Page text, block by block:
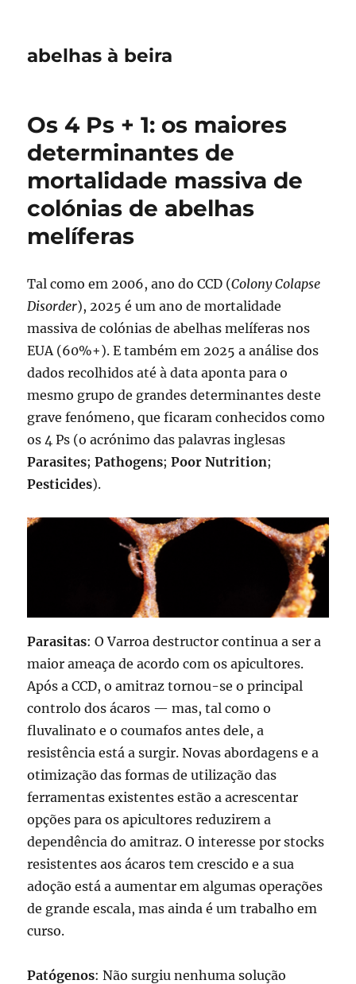
abelhas à beira
Os 4 Ps + 1: os maiores
determinantes de
mortalidade massiva de
colónias de abelhas
melíferas
Tal como em 2006, ano do CCD (Colony Colapse
Disorder), 2025 é um ano de mortalidade
massiva de colónias de abelhas melíferas nos
EUA (60%+). E também em 2025 a análise dos
dados recolhidos até à data aponta para o
mesmo grupo de grandes determinantes deste
grave fenómeno, que ficaram conhecidos como
os 4 Ps (o acrónimo das palavras inglesas
Parasites;Pathogens;Poor Nutrition;
Pesticides).
Parasitas: O Varroa destructor continua a ser a
maior ameaça de acordo com os apicultores.
Após a CCD, o amitraz tornou-se o principal
controlo dos ácaros — mas, tal como o
fluvalinato e o coumafos antes dele, a
resistência está a surgir. Novas abordagens e a
otimização das formas de utilização das
ferramentas existentes estão a acrescentar
opções para os apicultores reduzirem a
dependência do amitraz. O interesse por stocks
resistentes aos ácaros tem crescido e a sua
adoção está a aumentar em algumas operações
de grande escala, mas ainda é um trabalho em
curso.
Patógenos: Não surgiu nenhuma solução